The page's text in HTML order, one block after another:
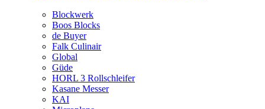
Blockwerk
Boos Blocks
de Buyer
Falk Culinair
Global
Güde
HORL 3 Rollschleifer
Kasane Messer
KAI